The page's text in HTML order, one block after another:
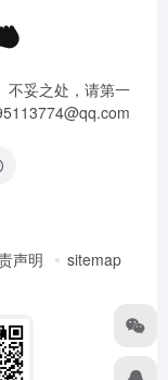
不妥之处，请第一
声明 sitemap